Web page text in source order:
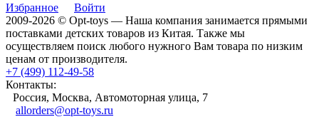
Избранное
Войти
2009-2026 © Opt-toys — Наша компания занимается прямыми
поставками детских товаров из Китая. Также мы
осуществляем поиск любого нужного Вам товара по низким
ценам от производителя.
+7 (499) 112-49-58
Контакты:
Россия, Москва, Автомоторная улица, 7
allorders@opt-toys.ru